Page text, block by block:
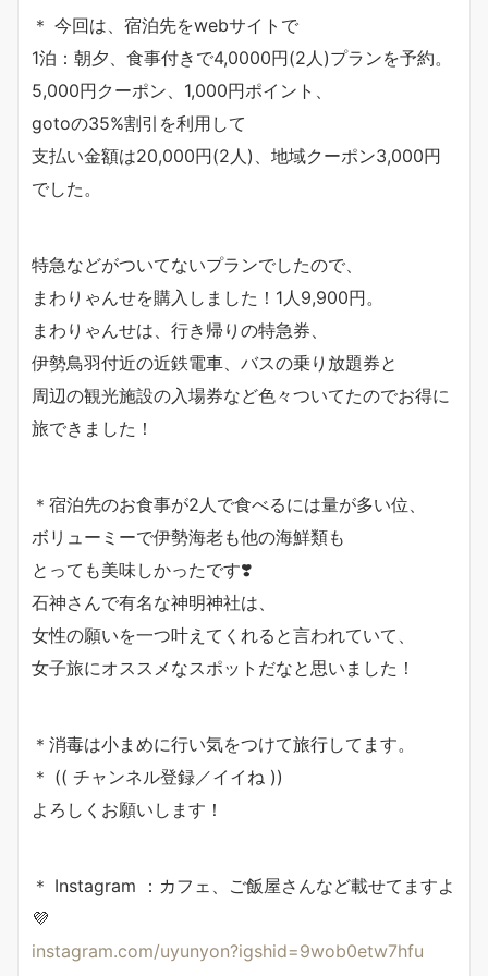
＊ 今回は、宿泊先をwebサイトで
1泊：朝夕、食事付きで4,0000円(2人)プランを予約。
5,000円クーポン、1,000円ポイント、
gotoの35%割引を利用して
支払い金額は20,000円(2人)、地域クーポン3,000円
でした。
特急などがついてないプランでしたので、
まわりゃんせを購入しました！1人9,900円。
まわりゃんせは、行き帰りの特急券、
伊勢鳥羽付近の近鉄電車、バスの乗り放題券と
周辺の観光施設の入場券など色々ついてたのでお得に
旅できました！
＊宿泊先のお食事が2人で食べるには量が多い位、
ボリューミーで伊勢海老も他の海鮮類も
とっても美味しかったです❣️
石神さんで有名な神明神社は、
女性の願いを一つ叶えてくれると言われていて、
女子旅にオススメなスポットだなと思いました！
＊消毒は小まめに行い気をつけて旅行してます。
＊ (( チャンネル登録／イイね ))
よろしくお願いします！
＊ Instagram ：カフェ、ご飯屋さんなど載せてますよ
💜
instagram.com/uyunyon?igshid=9wob0etw7hfu